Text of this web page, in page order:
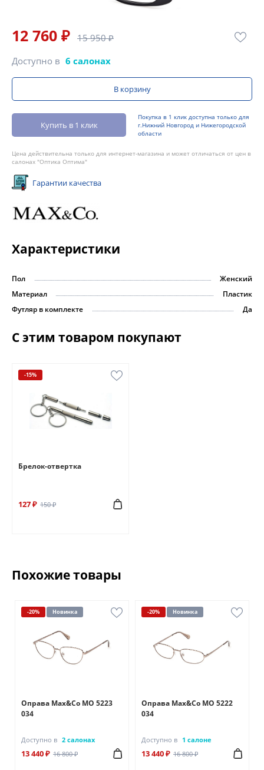
12 760 ₽ 15 950 ₽
Доступно в 6 салонах
В корзину
Купить в 1 клик
Покупка в 1 клик доступна только для
г.Нижний Новгород и Нижегородской
области
Цена действительна только для интернет-магазина и может отличаться от цен в
салонах "Оптика Оптима"
Гарантии качества
Характеристики
Пол
Женский
Материал
Пластик
Футляр в комплекте
Да
С этим товаром покупают
-15%
Брелок-отвертка
127 ₽ 150 ₽
Похожие товары
-20% Новинка
Оправа Max&Co MO 5223
034
Доступно в 2 салонах
13 440 ₽ 16 800 ₽
-20% Новинка
Оправа Max&Co MO 5222
034
Доступно в 1 салоне
13 440 ₽ 16 800 ₽